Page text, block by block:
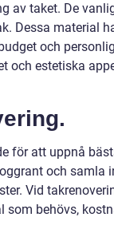
av taket. De
Dessa material
och
och estetiska
för att uppnå
och samla
Vid
behövs,